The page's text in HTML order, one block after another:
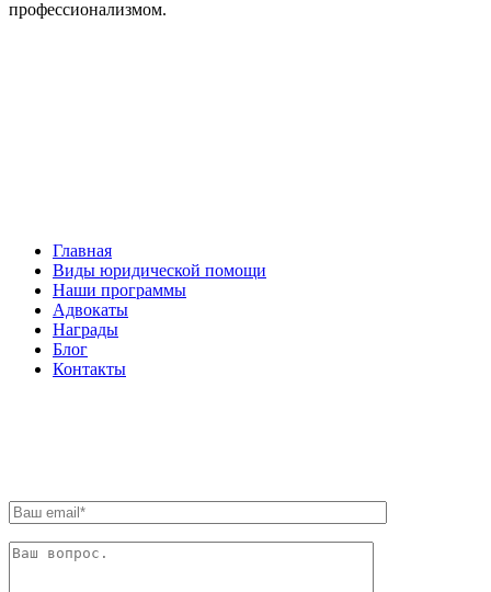
профессионализмом.
Главная
Виды юридической помощи
Наши программы
Адвокаты
Награды
Блог
Контакты